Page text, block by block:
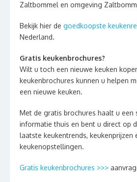
Zaltbommel en omgeving
Bekijk hier de goedkoopste
Nederland.
Gratis keukenbrochures?
Wilt u toch een nieuwe keuken
keukenbrochures kunnen u helpen
een nieuwe keuken.
Met de gratis brochures haalt u een
informatie thuis en bent u direct op
laatste keukentrends, keukenprijzen
keukenopstellingen.
Gratis keukenbrochures >>>